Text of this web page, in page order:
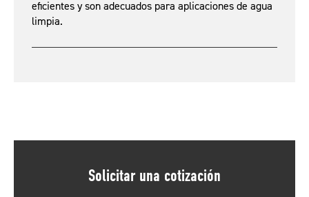
eficientes y son adecuados para aplicaciones de agua
limpia.
Solicitar una cotización